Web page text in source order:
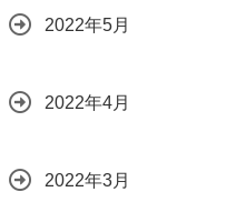
2022年5月
2022年4月
2022年3月